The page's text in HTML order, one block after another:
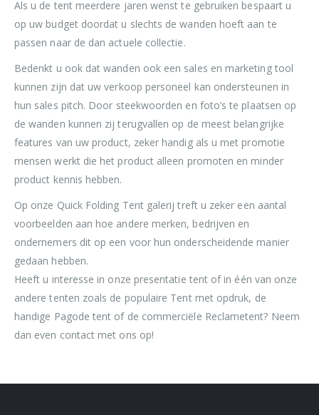
Als u de tent meerdere jaren wenst te gebruiken bespaart u
op uw budget doordat u slechts de wanden hoeft aan te
passen naar de dan actuele collectie.
Bedenkt u ook dat wanden ook een sales en marketing tool
kunnen zijn dat uw verkoop personeel kan ondersteunen in
hun sales pitch. Door steekwoorden en foto’s te plaatsen op
de wanden kunnen zij terugvallen op de meest belangrijke
features van uw product, zeker handig als u met promotie
mensen werkt die het product alleen promoten en minder
product kennis hebben.
Op onze Quick Folding Tent galerij treft u zeker een aantal
voorbeelden aan hoe andere merken, bedrijven en
ondernemers dit op een voor hun onderscheidende manier
gedaan hebben.
Heeft u interesse in onze presentatie tent of in één van onze
andere tenten zoals de populaire Tent met opdruk, de
handige Pagode tent of de commerciële Reclametent? Neem
dan even contact met ons op!